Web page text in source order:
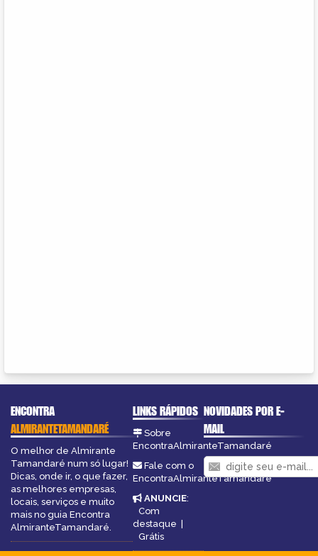
ENCONTRA
ALMIRANTETAMANDARÉ
O melhor de Almirante
Tamandaré num só lugar!
Dicas, onde ir, o que fazer,
as melhores empresas,
locais, serviços e muito
mais no guia Encontra
AlmiranteTamandaré.
LINKS RÁPIDOS
Sobre
EncontraAlmiranteTamandaré
Fale com o
EncontraAlmiranteTamandaré
ANUNCIE:
Com
destaque
Grátis
NOVIDADES POR E-
MAIL